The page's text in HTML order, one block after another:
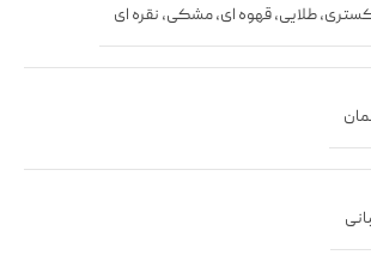
,طلایی,قهوه ای,مشکی, نقره ای